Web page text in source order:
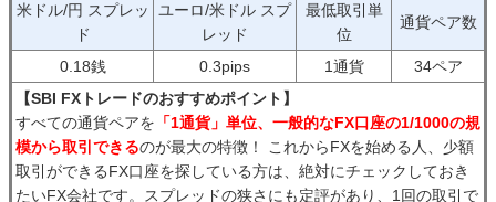
米ドル/円 スプレッ
ド
ユーロ/米ドル スプ
レッド
最低取引単
位
通貨ペア数
0.18銭 0.3pips 1通貨
34ペア
【SBI FXトレードのおすすめポイント】
すべての通貨ペアを 「1通貨」単位、一般的なFX口座の1/1000の規
模から取引できるのが最大の特徴！ これからFXを始める人、少額
取引ができるFX口座を探している方は、絶対にチェックしておき
たいFX会社です。スプレッドの狭さにも定評があり、1回の取引で